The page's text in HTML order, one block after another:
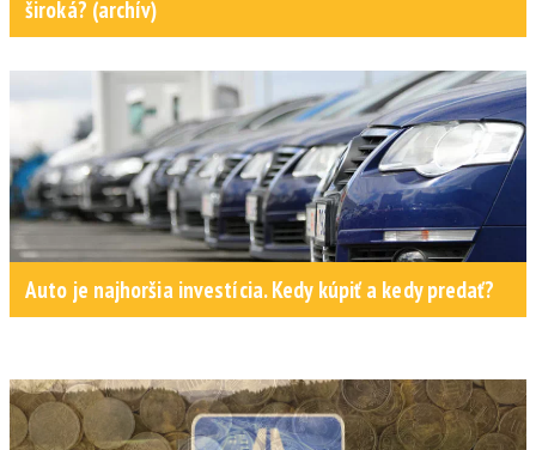
široká? (archív)
Auto je najhoršia investícia. Kedy kúpiť a kedy predať?